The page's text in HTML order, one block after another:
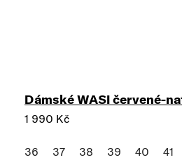
Dámské WASI červené-
1 990 Kč
36 37 38 39 40 41